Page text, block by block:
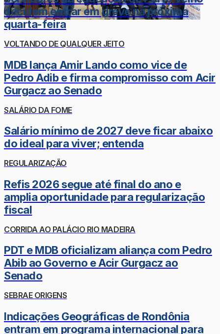
decidem entrar em greve na próxima
quarta-feira
VOLTANDO DE QUALQUER JEITO
MDB lança Amir Lando como vice de
Pedro Adib e firma compromisso com Acir
Gurgacz ao Senado
SALÁRIO DA FOME
Salário mínimo de 2027 deve ficar abaixo
do ideal para viver; entenda
REGULARIZAÇÃO
Refis 2026 segue até final do ano e
amplia oportunidade para regularização
fiscal
CORRIDA AO PALÁCIO RIO MADEIRA
PDT e MDB oficializam aliança com Pedro
Abib ao Governo e Acir Gurgacz ao
Senado
SEBRAE ORIGENS
Indicações Geográficas de Rondônia
entram em programa internacional para